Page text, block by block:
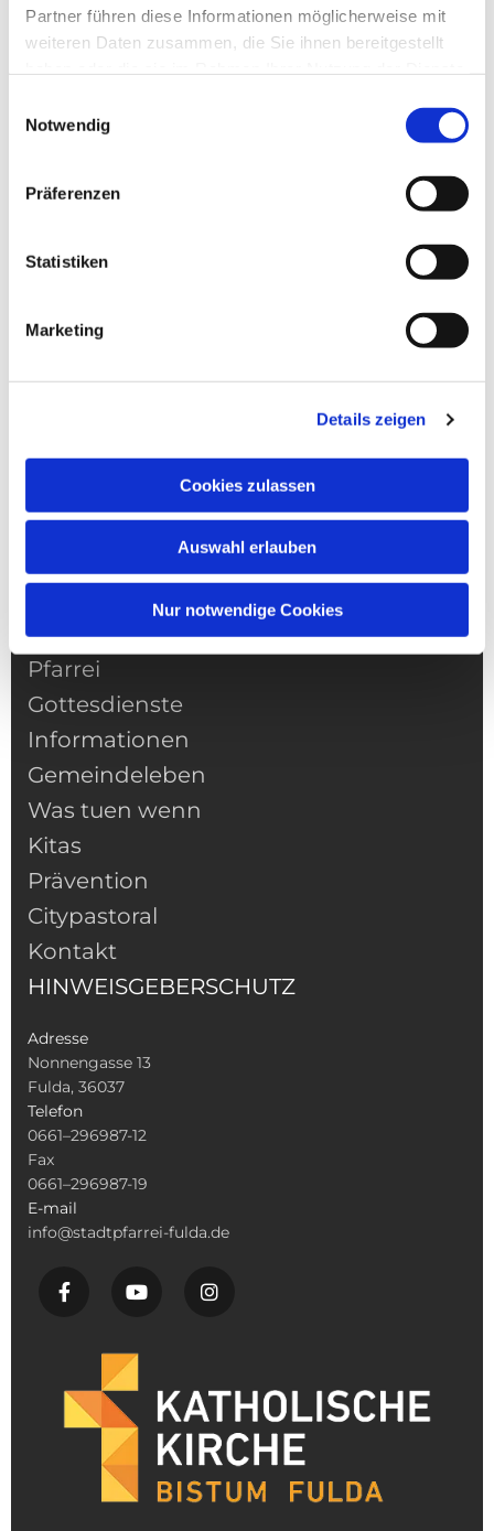
Partner führen diese Informationen möglicherweise mit
weiteren Daten zusammen, die Sie ihnen bereitgestellt
Notwendig
Präferenzen
Statistiken
Marketing
Details zeigen
Cookies zulassen
Auswahl erlauben
Nur notwendige Cookies
NAVIGATION
Pfarrei
Gottesdienste
Informationen
Gemeindeleben
Was tuen wenn
Kitas
Prävention
Citypastoral
Kontakt
HINWEISGEBERSCHUTZ
Adresse
Nonnengasse 13
Fulda, 36037
Telefon
0661–296987-12
Fax
0661–296987-19
E-mail
info@stadtpfarrei-fulda.de